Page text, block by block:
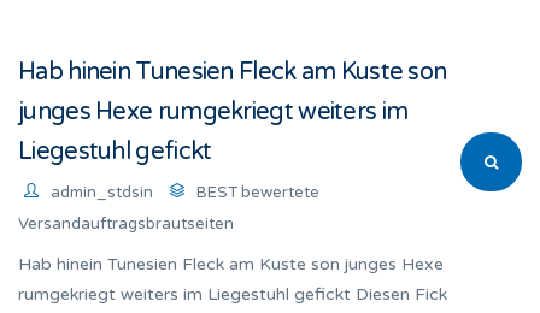
Hab hinein Tunesien Fleck am Kuste son
junges Hexe rumgekriegt weiters im
Liegestuhl gefickt
admin_stdsin
BEST bewertete
Versandauftragsbrautseiten
Hab hinein Tunesien Fleck am Kuste son junges Hexe
rumgekriegt weiters im Liegestuhl gefickt Diesen Fick